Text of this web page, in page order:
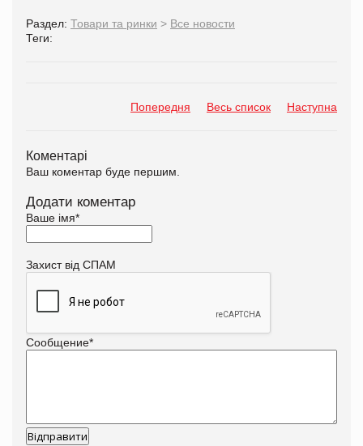
Раздел: Товари та ринки > Все новости
Теги:
Попередня Весь список Наступна
Коментарі
Ваш коментар буде першим.
Додати коментар
Ваше імя*
Захист від СПАМ
Сообщение*